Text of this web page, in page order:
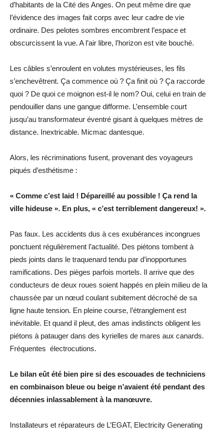
d’habitants de la Cité des Anges. On peut même dire que
l’évidence des images fait corps avec leur cadre de vie
ordinaire. Des pelotes sombres encombrent l’espace et
obscurcissent la vue. A l’air libre, l’horizon est vite bouché.
Les câbles s’enroulent en volutes mystérieuses, les fils
s’enchevêtrent. Ça commence où ? Ça finit où ? Ça raccorde
quoi ? De quoi ce moignon est-il le nom? Oui, celui en train de
pendouiller dans une gangue difforme. L’ensemble court
jusqu’au transformateur éventré gisant à quelques mètres de
distance. Inextricable. Micmac dantesque.
Alors, les récriminations fusent, provenant des voyageurs
piqués d’esthétisme :
« Comme c’est laid ! Dépareillé au possible ! Ça rend la
ville hideuse ». En plus, « c’est terriblement dangereux! ».
Pas faux. Les accidents dus à ces exubérances incongrues
ponctuent régulièrement l’actualité. Des piétons tombent à
pieds joints dans le traquenard tendu par d’inopportunes
ramifications. Des pièges parfois mortels. Il arrive que des
conducteurs de deux roues soient happés en plein milieu de la
chaussée par un nœud coulant subitement décroché de sa
ligne haute tension. En pleine course, l’étranglement est
inévitable. Et quand il pleut, des amas indistincts obligent les
piétons à patauger dans des kyrielles de mares aux canards.
Fréquentes électrocutions.
Le bilan eût été bien pire si des escouades de techniciens
en combinaison bleue ou beige n’avaient été pendant des
décennies inlassablement à la manœuvre.
Installateurs et réparateurs de L’EGAT, Electricity Generating